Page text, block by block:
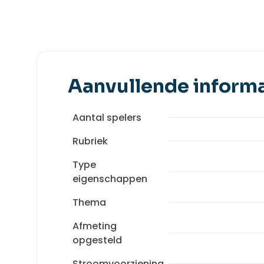
Aanvullende
Aantal spelers
Rubriek
Type
eigenschappen
Thema
Afmeting
opgesteld